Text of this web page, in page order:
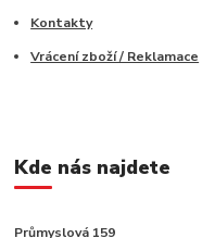
Kontakty
Vrácení zboží / Reklamace
Kde nás najdete
Průmyslová 159